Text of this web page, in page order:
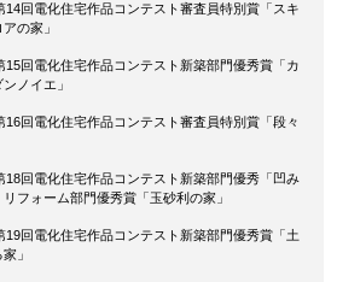
14回電化住宅作品コンテスト審査員特別賞「スキ
の家」
15回電化住宅作品コンテスト新築部門優秀賞「カ
ノイエ」
16回電化住宅作品コンテスト審査員特別賞「段々
18回電化住宅作品コンテスト新築部門優秀「凹み
フォーム部門優秀賞「玉砂利の家」
19回電化住宅作品コンテスト新築部門優秀賞「土
」